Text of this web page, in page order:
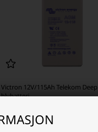
Victron 12V/115Ah Telekom
blybatteri
4.800,00 NOK